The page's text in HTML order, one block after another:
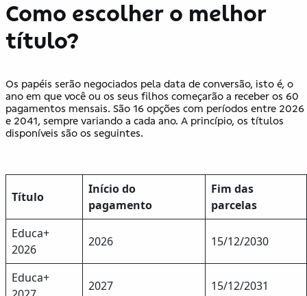
Como escolher o melhor
título?
Os papéis serão negociados pela data de conversão, isto é, o
ano em que você ou os seus filhos começarão a receber os 60
pagamentos mensais. São 16 opções com períodos entre 2026
e 2041, sempre variando a cada ano. A princípio, os títulos
disponíveis são os seguintes.
Título
Início do
pagamento
Fim das
parcelas
Educa+
2026
2026 15/12/2030
Educa+
2027 15/12/2031